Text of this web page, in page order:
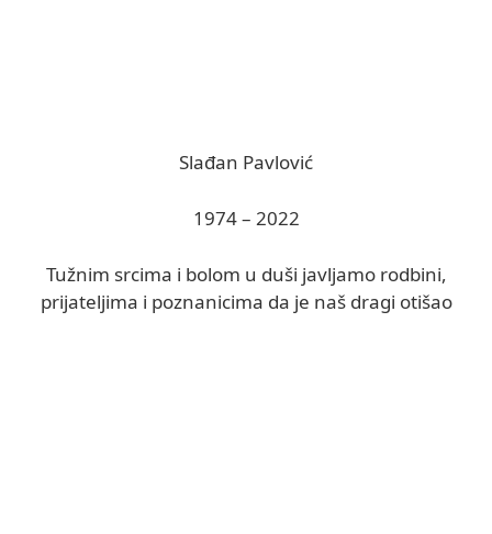
Slađan Pavlović
1974 – 2022
Tužnim srcima i bolom u duši javljamo rodbini,
prijateljima i poznanicima da je naš dragi otišao